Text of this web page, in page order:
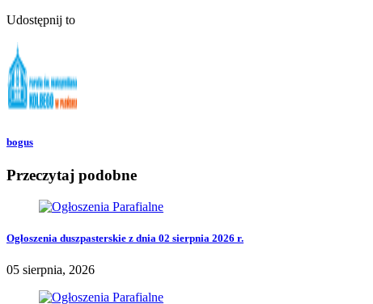
Udostępnij to
bogus
Przeczytaj podobne
Ogłoszenia duszpasterskie z dnia 02 sierpnia 2026 r.
05 sierpnia, 2026